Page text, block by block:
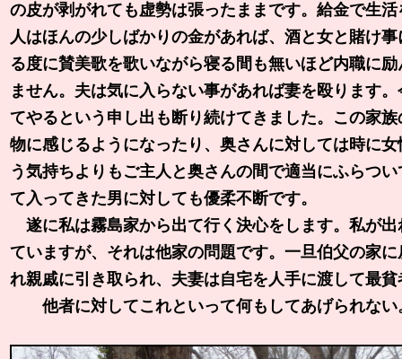
の皮が剥がれても虚勢は張ったままです。給金で生
人はほんの少しばかりの金があれば、酒と女と賭け
る度に賛美歌を歌いながら寝る間も無いほど内職に
ません。夫は気に入らない事があれば妻を殴ります
てやるという申し出も断り続けてきました。この家
物に感じるようになったり、奥さんに対しては時に
う気持ちよりもご主人と奥さんの間で適当にふらつ
て入ってきた男に対しても優柔不断です。
遂に私は霧島家から出て行く決心をします。私が
ていますが、それは他家の問題です。一旦伯父の家
れ親戚に引き取られ、夫妻は自宅を人手に渡して最
他者に対してこれといって何もしてあげられない